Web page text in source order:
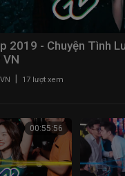
2019 - Chuyện Tình
VN
17 lượt xem
00:55:56